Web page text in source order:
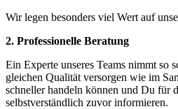
Wir legen besonders viel Wert auf
2. Professionelle Beratung
Ein Experte unseres Teams nimmt
gleichen Qualität versorgen wie im
schneller handeln können und Du für
selbstverständlich zuvor informieren.